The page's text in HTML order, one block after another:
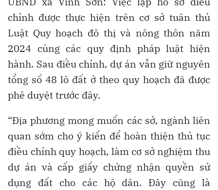
chỉnh được thực hiện trên cơ sở tuân thủ
Luật Quy hoạch đô thị và nông thôn năm
2024 cùng các quy định pháp luật hiện
hành. Sau điều chỉnh, dự án vẫn giữ nguyên
tổng số 48 lô đất ở theo quy hoạch đã được
phê duyệt trước đây.
“Địa phương mong muốn các sở, ngành liên
quan sớm cho ý kiến để hoàn thiện thủ tục
điều chỉnh quy hoạch, làm cơ sở nghiệm thu
dự án và cấp giấy chứng nhận quyền sử
dụng đất cho các hộ dân. Đây cũng là